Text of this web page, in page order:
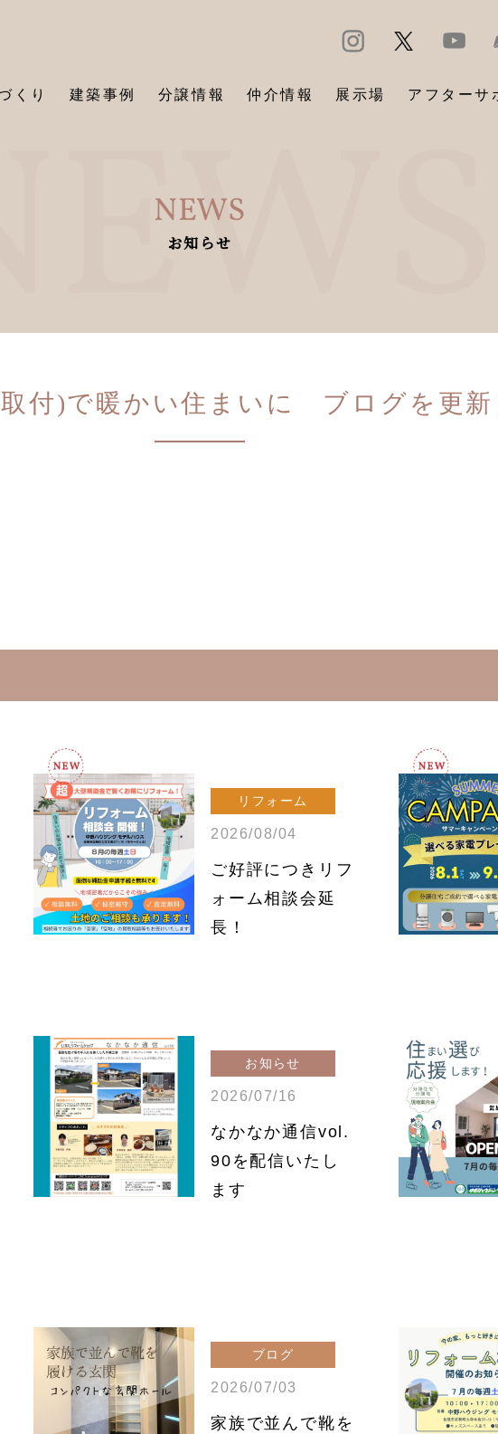
くり 建築事例 分譲情報 仲介情報 展示場 アフターサ
NEWS
お知らせ
付)で暖かい住まいに ブログを更新
リフォーム
2026/08/04
ご好評につきリフ
ォーム相談会延
長！
お知らせ
2026/07/16
なかなか通信vol.
90を配信いたし
ます
ブログ
2026/07/03
家族で並んで靴を